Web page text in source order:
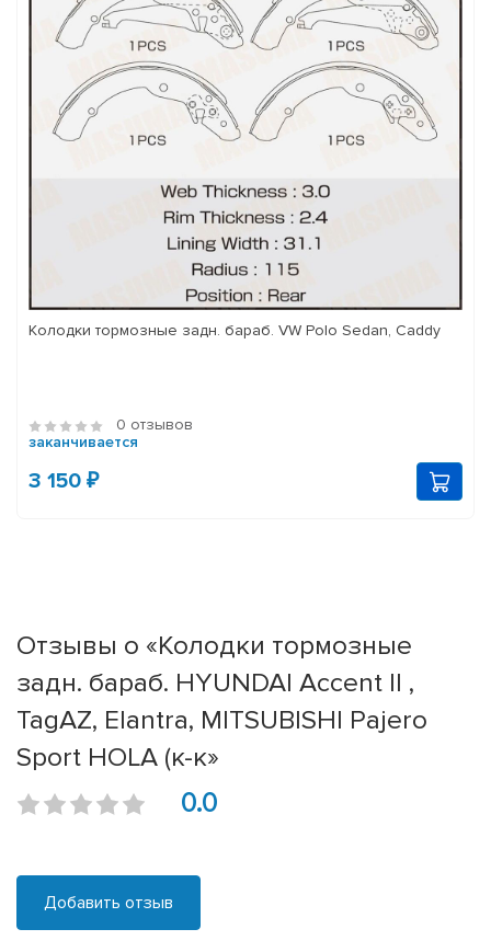
Колодки тормозные задн. бараб. VW Polo Sedan, Caddy
0 отзывов
заканчивается
3 150 ₽
Отзывы о «Колодки тормозные
задн. бараб. HYUNDAI Accent II ,
TagAZ, Elantra, MITSUBISHI Pajero
Sport HOLA (к-к»
0.0
Добавить отзыв